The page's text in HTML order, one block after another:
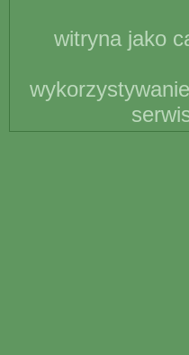
witryna jako